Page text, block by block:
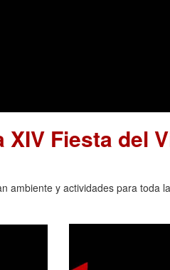
Fiesta del
ambiente y actividades para toda